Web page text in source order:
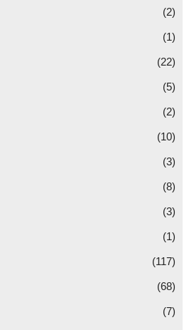
(2)
(1)
(22)
(5)
(2)
(10)
(3)
(8)
(3)
(1)
(117)
(68)
(7)